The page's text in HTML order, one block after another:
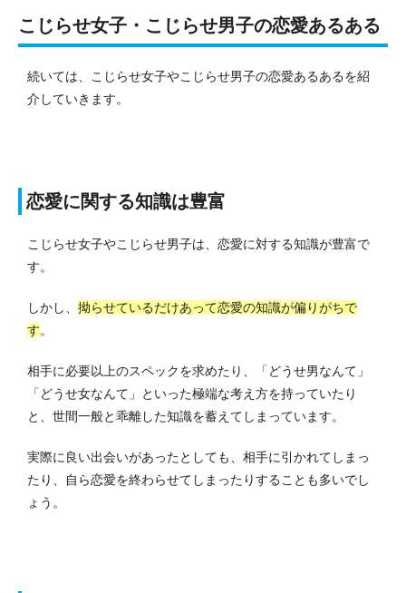
こじらせ女子・こじらせ男子の恋愛あるある
続いては、こじらせ女子やこじらせ男子の恋愛あるあるを紹
介していきます。
恋愛に関する知識は豊富
こじらせ女子やこじらせ男子は、恋愛に対する知識が豊富で
す。
しかし、 拗らせているだけあって恋愛の知識が偏りがちで
す。
相手に必要以上のスペックを求めたり、「どうせ男なんて」
「どうせ女なんて」といった極端な考え方を持っていたり
と、世間一般と乖離した知識を蓄えてしまっています。
実際に良い出会いがあったとしても、相手に引かれてしまっ
たり、自ら恋愛を終わらせてしまったりすることも多いでし
ょう。